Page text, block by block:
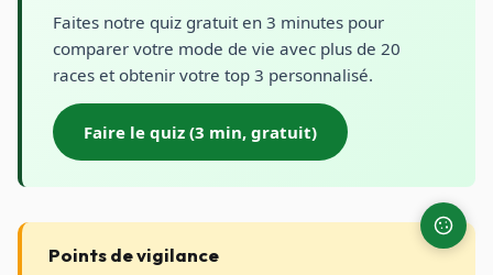
Faites notre quiz gratuit en 3 minutes pour
comparer votre mode de vie avec plus de 20
races et obtenir votre top 3 personnalisé.
Faire le quiz (3 min, gratuit)
Points de vigilance